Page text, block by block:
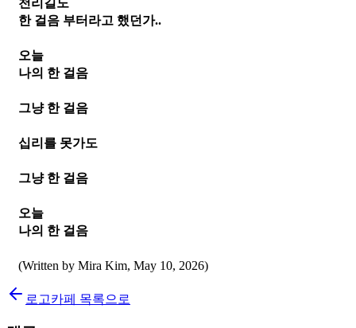
한 걸음 부터라고 했던가..
오늘
나의 한 걸음
그냥 한 걸음
십리를 못가도
그냥 한 걸음
오늘
나의 한 걸음
(Written by Mira Kim, May 10, 2026)
로고카페 목록으로